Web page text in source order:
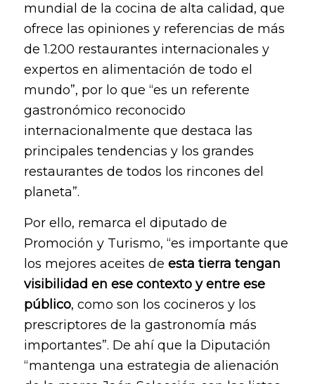
mundial de la cocina de alta calidad, que
ofrece las opiniones y referencias de más
de 1.200 restaurantes internacionales y
expertos en alimentación de todo el
mundo”, por lo que “es un referente
gastronómico reconocido
internacionalmente que destaca las
principales tendencias y los grandes
restaurantes de todos los rincones del
planeta”.
Por ello, remarca el diputado de
Promoción y Turismo, “es importante que
los mejores aceites de esta tierra tengan
visibilidad en ese contexto y entre ese
público, como son los cocineros y los
prescriptores de la gastronomía más
importantes”. De ahí que la Diputación
“mantenga una estrategia de alienación